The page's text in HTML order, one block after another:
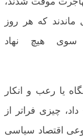
که هر روز
سوی هیچ نهاد
یا رعب و انکار
چیزی فراتر از
اقتصاد سیاسی